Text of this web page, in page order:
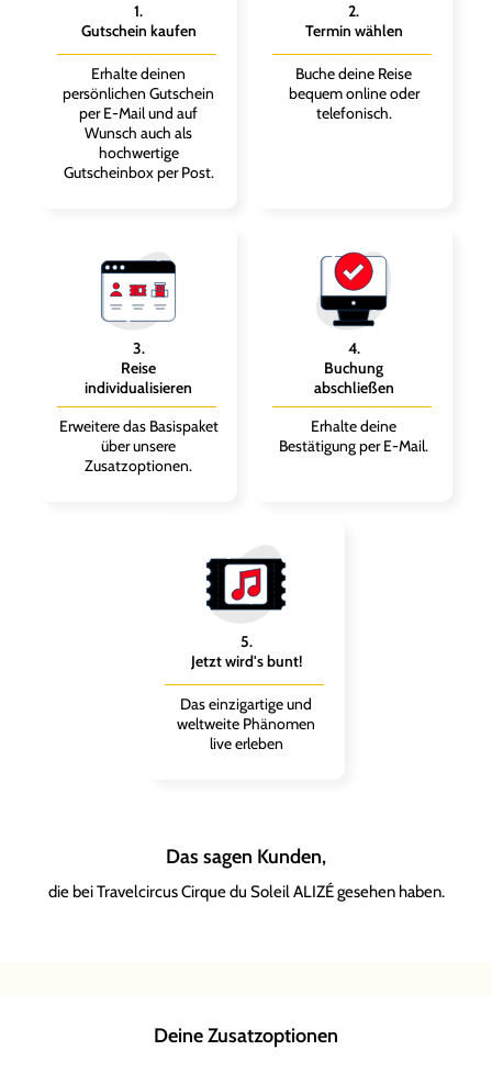
1.
Gutschein kaufen
Erhalte deinen
persönlichen Gutschein
per E-Mail und auf
Wunsch auch als
hochwertige
Gutscheinbox per Post.
2.
Termin wählen
Buche deine Reise
bequem online oder
telefonisch.
3.
Reise
individualisieren
Erweitere das Basispaket
über unsere
Zusatzoptionen.
4.
Buchung
abschließen
Erhalte deine
Bestätigung per E-Mail.
5.
Jetzt wird's bunt!
Das einzigartige und
weltweite Phänomen
live erleben
Das sagen Kunden,
die bei Travelcircus Cirque du Soleil ALIZÉ gesehen haben.
Deine Zusatzoptionen